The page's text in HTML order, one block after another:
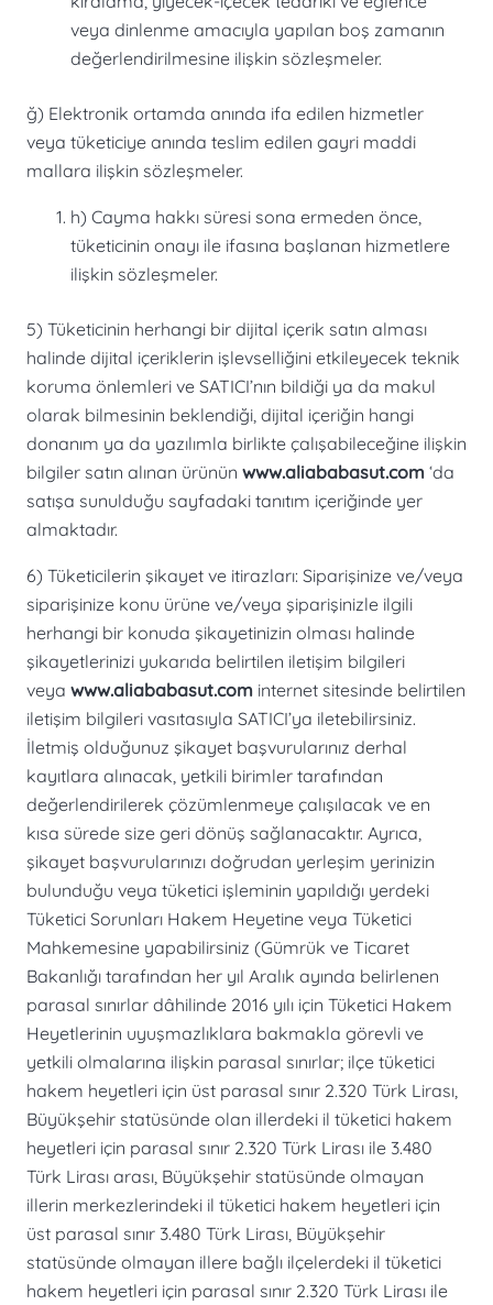
veya dinlenme amacıyla yapılan boş zamanın
değerlendirilmesine ilişkin sözleşmeler.
ğ) Elektronik ortamda anında ifa edilen hizmetler
veya tüketiciye anında teslim edilen gayri maddi
mallara ilişkin sözleşmeler.
h) Cayma hakkı süresi sona ermeden önce,
tüketicinin onayı ile ifasına başlanan hizmetlere
ilişkin sözleşmeler.
5) Tüketicinin herhangi bir dijital içerik satın alması
halinde dijital içeriklerin işlevselliğini etkileyecek teknik
koruma önlemleri ve SATICI’nın bildiği ya da makul
olarak bilmesinin beklendiği, dijital içeriğin hangi
donanım ya da yazılımla birlikte çalışabileceğine ilişkin
bilgiler satın alınan ürünün www.aliababasut.com​ ‘da
satışa sunulduğu sayfadaki tanıtım içeriğinde yer
almaktadır.
6) Tüketicilerin şikayet ve itirazları: Siparişinize ve/veya
siparişinize konu ürüne ve/veya şiparişinizle ilgili
herhangi bir konuda şikayetinizin olması halinde
şikayetlerinizi yukarıda belirtilen iletişim bilgileri
veya www.aliababasut.com​ internet sitesinde belirtilen
iletişim bilgileri vasıtasıyla SATICI’ya iletebilirsiniz.
İletmiş olduğunuz şikayet başvurularınız derhal
kayıtlara alınacak, yetkili birimler tarafından
değerlendirilerek çözümlenmeye çalışılacak ve en
kısa sürede size geri dönüş sağlanacaktır. Ayrıca,
şikayet başvurularınızı doğrudan yerleşim yerinizin
bulunduğu veya tüketici işleminin yapıldığı yerdeki
Tüketici Sorunları Hakem Heyetine veya Tüketici
Mahkemesine yapabilirsiniz (Gümrük ve Ticaret
Bakanlığı tarafından her yıl Aralık ayında belirlenen
parasal sınırlar dâhilinde 2016 yılı için Tüketici Hakem
Heyetlerinin uyuşmazlıklara bakmakla görevli ve
yetkili olmalarına ilişkin parasal sınırlar; ilçe tüketici
hakem heyetleri için üst parasal sınır 2.320 Türk Lirası,
Büyükşehir statüsünde olan illerdeki il tüketici hakem
heyetleri için parasal sınır 2.320 Türk Lirası ile 3.480
Türk Lirası arası, Büyükşehir statüsünde olmayan
illerin merkezlerindeki il tüketici hakem heyetleri için
üst parasal sınır 3.480 Türk Lirası, Büyükşehir
statüsünde olmayan illere bağlı ilçelerdeki il tüketici
hakem heyetleri için parasal sınır 2.320 Türk Lirası ile